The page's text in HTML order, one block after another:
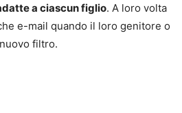
a ciascun figlio. A loro volta
e-mail quando il loro genitore o
filtro.